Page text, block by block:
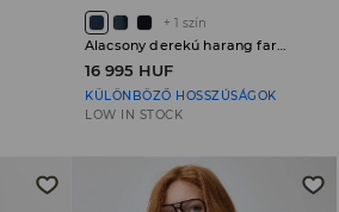
+ 1 szín
16 995 HUF
KÜLÖNBÖZŐ HOSSZÚSÁGOK
LOW IN STOCK